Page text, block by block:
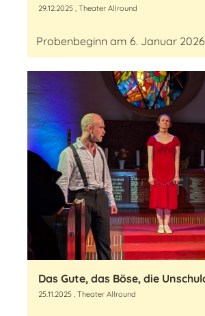
29.12.2025 , Theater Allround
Probenbeginn am 6. Januar 2026
25.11.2025 , Theater Allround